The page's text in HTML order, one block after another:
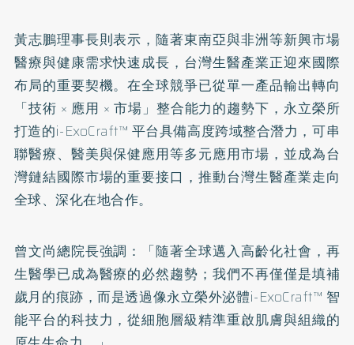
黃志鵬理事長則表示，隨著東南亞與非洲等新興市場
醫療與健康需求快速成長，台灣生醫產業正迎來國際
布局的重要契機。在全球競爭已從單一產品輸出轉向
「技術 × 應用 × 市場」整合能力的趨勢下，永立榮所
打造的i-ExoCraft™ 平台具備高度跨域整合潛力，可串
聯醫療、醫美與保健應用等多元應用市場，並成為台
灣鏈結國際市場的重要接口，推動台灣生醫產業走向
全球、深化在地合作。
曾文尚總院長強調：「隨著全球邁入高齡化社會，再
生醫學已成為醫療的必然趨勢；我們不再僅僅是填補
歲月的痕跡，而是透過像永立榮外泌體i-ExoCraft™ 智
能平台的科技力，從細胞層級精準重啟肌膚與組織的